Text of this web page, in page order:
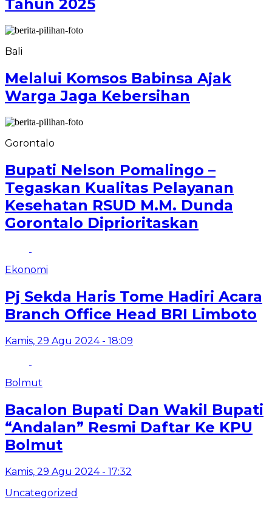
Tahun 2025
Bali
Melalui Komsos Babinsa Ajak
Warga Jaga Kebersihan
Gorontalo
Bupati Nelson Pomalingo –
Tegaskan Kualitas Pelayanan
Kesehatan RSUD M.M. Dunda
Gorontalo Diprioritaskan
Ekonomi
Pj Sekda Haris Tome Hadiri Acara
Branch Office Head BRI Limboto
Kamis, 29 Agu 2024 - 18:09
Bolmut
Bacalon Bupati Dan Wakil Bupati
“Andalan” Resmi Daftar Ke KPU
Bolmut
Kamis, 29 Agu 2024 - 17:32
Uncategorized